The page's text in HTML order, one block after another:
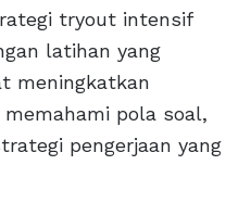
tryout intensif
latihan yang
meningkatkan
pola soal,
pengerjaan yang